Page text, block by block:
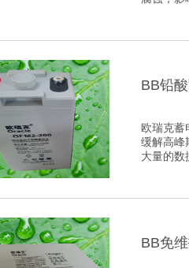
BB铅
欧瑞克蓄
缓解高峰
大量的数
BB免